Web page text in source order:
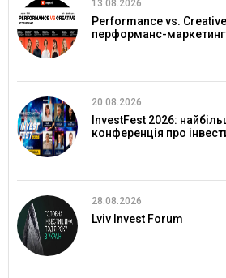
13.08.2026
Performance vs.
перформанс-
20.08.2026
InvestFest 2026:
конференція про
28.08.2026
Lviv Invest Forum